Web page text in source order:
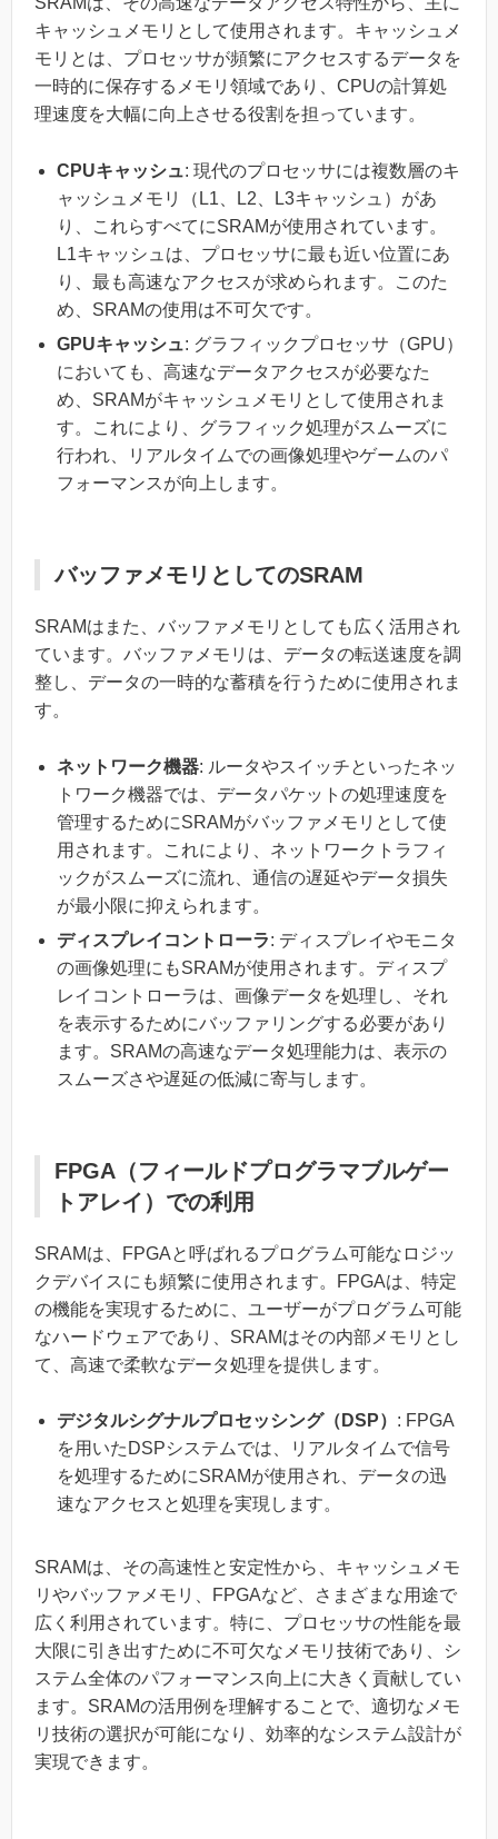
キャッシュメモリとして使用されます。キャッシュメ
モリとは、プロセッサが頻繁にアクセスするデータを
一時的に保存するメモリ領域であり、CPUの計算処
理速度を大幅に向上させる役割を担っています。
CPUキャッシュ: 現代のプロセッサには複数層のキ
ャッシュメモリ（L1、L2、L3キャッシュ）があ
り、これらすべてにSRAMが使用されています。
L1キャッシュは、プロセッサに最も近い位置にあ
り、最も高速なアクセスが求められます。このた
め、SRAMの使用は不可欠です。
GPUキャッシュ: グラフィックプロセッサ（GPU）
においても、高速なデータアクセスが必要なた
め、SRAMがキャッシュメモリとして使用されま
す。これにより、グラフィック処理がスムーズに
行われ、リアルタイムでの画像処理やゲームのパ
フォーマンスが向上します。
バッファメモリとしてのSRAM
SRAMはまた、バッファメモリとしても広く活用され
ています。バッファメモリは、データの転送速度を調
整し、データの一時的な蓄積を行うために使用されま
す。
ネットワーク機器: ルータやスイッチといったネッ
トワーク機器では、データパケットの処理速度を
管理するためにSRAMがバッファメモリとして使
用されます。これにより、ネットワークトラフィ
ックがスムーズに流れ、通信の遅延やデータ損失
が最小限に抑えられます。
ディスプレイコントローラ: ディスプレイやモニタ
の画像処理にもSRAMが使用されます。ディスプ
レイコントローラは、画像データを処理し、それ
を表示するためにバッファリングする必要があり
ます。SRAMの高速なデータ処理能力は、表示の
スムーズさや遅延の低減に寄与します。
FPGA（フィールドプログラマブルゲー
トアレイ）での利用
SRAMは、FPGAと呼ばれるプログラム可能なロジッ
クデバイスにも頻繁に使用されます。FPGAは、特定
の機能を実現するために、ユーザーがプログラム可能
なハードウェアであり、SRAMはその内部メモリとし
て、高速で柔軟なデータ処理を提供します。
デジタルシグナルプロセッシング（DSP） : FPGA
を用いたDSPシステムでは、リアルタイムで信号
を処理するためにSRAMが使用され、データの迅
速なアクセスと処理を実現します。
SRAMは、その高速性と安定性から、キャッシュメモ
リやバッファメモリ、FPGAなど、さまざまな用途で
広く利用されています。特に、プロセッサの性能を最
大限に引き出すために不可欠なメモリ技術であり、シ
ステム全体のパフォーマンス向上に大きく貢献してい
ます。SRAMの活用例を理解することで、適切なメモ
リ技術の選択が可能になり、効率的なシステム設計が
実現できます。